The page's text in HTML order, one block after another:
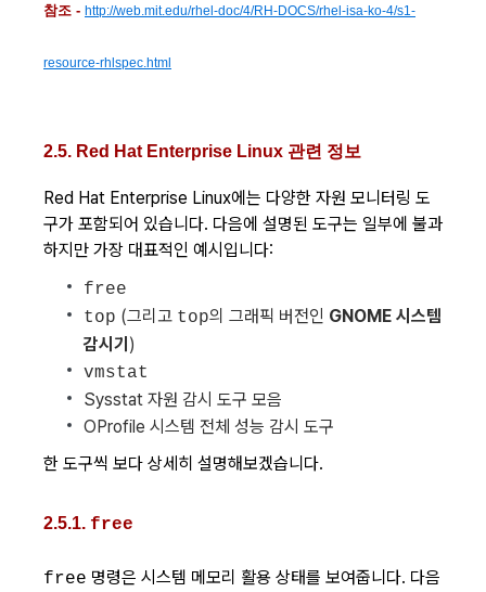
참조 - http://web.mit.edu/rhel-doc/4/RH-DOCS/rhel-isa-ko-4/s1-
resource-rhlspec.html
2.5. Red Hat Enterprise Linux 관련 정보
Red Hat Enterprise Linux에는 다양한 자원 모니터링 도
구가 포함되어 있습니다. 다음에 설명된 도구는 일부에 불과
하지만 가장 대표적인 예시입니다:
free
top (그리고 top의 그래픽 버전인 GNOME 시스템
감시기 )
vmstat
Sysstat 자원 감시 도구 모음
OProfile 시스템 전체 성능 감시 도구
한 도구씩 보다 상세히 설명해보겠습니다.
2.5.1. free
free 명령은 시스템 메모리 활용 상태를 보여줍니다. 다음